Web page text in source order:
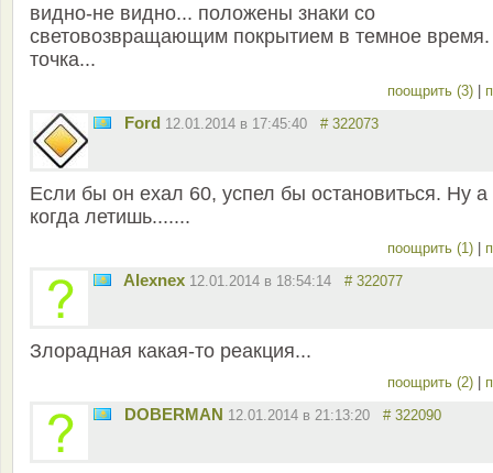
видно-не видно... положены знаки со
световозвращающим покрытием в темное время.
точка...
поощрить (3)
Ford 12.01.2014 в 17:45:40 # 322073
Если бы он ехал 60, успел бы остановиться. Ну а
когда летишь.......
поощрить (1)
Alexnex 12.01.2014 в 18:54:14 # 322077
Злорадная какая-то реакция...
поощрить (2)
DOBERMAN 12.01.2014 в 21:13:20 # 322090